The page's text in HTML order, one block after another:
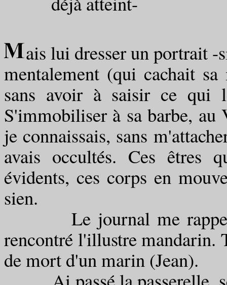
ais lui dresser un portrait -
mentalement (qui cachait
sans avoir à saisir ce qui
S'immobiliser à sa barbe, au
je connaissais, sans
avais occultés. Ces êtres
évidents, ces corps en
sien.
Le journal me rappela
rencontré l'illustre mandarin.
de mort d'un marin (Jean).